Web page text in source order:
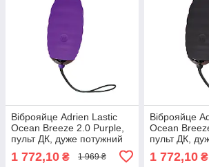
Віброяйце Adrien Lastic
Ocean Breeze 2.0 Purple,
пульт ДК, дуже потужний
мотор, 10 віброрежимів -
SO7029
1 772,10 ₴ 1 969 ₴
Віброяйце
Ocean
пульт ДК,
мотор, 10
SO7030
1 772,10₴